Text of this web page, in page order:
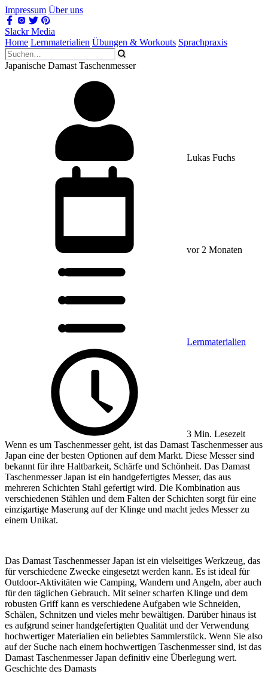
Impressum Über uns
Slackr Media
Home Lernmaterialien Übungen & Workouts Sprachpraxis
Japanische Damast Taschenmesser
Lukas Fuchs
vor 2 Monaten
Lernmaterialien
3 Min. Lesezeit
Wenn es um Taschenmesser geht, ist das Damast Taschenmesser aus
Japan eine der besten Optionen auf dem Markt. Diese Messer sind
bekannt für ihre Haltbarkeit, Schärfe und Schönheit. Das Damast
Taschenmesser Japan ist ein handgefertigtes Messer, das aus
mehreren Schichten Stahl gefertigt wird. Die Kombination aus
verschiedenen Stählen und dem Falten der Schichten sorgt für eine
einzigartige Maserung auf der Klinge und macht jedes Messer zu
einem Unikat.
Das Damast Taschenmesser Japan ist ein vielseitiges Werkzeug, das
für verschiedene Zwecke eingesetzt werden kann. Es ist ideal für
Outdoor-Aktivitäten wie Camping, Wandern und Angeln, aber auch
für den täglichen Gebrauch. Mit seiner scharfen Klinge und dem
robusten Griff kann es verschiedene Aufgaben wie Schneiden,
Schälen, Schnitzen und vieles mehr bewältigen. Darüber hinaus ist
es aufgrund seiner handgefertigten Qualität und der Verwendung
hochwertiger Materialien ein beliebtes Sammlerstück. Wenn Sie also
auf der Suche nach einem hochwertigen Taschenmesser sind, ist das
Damast Taschenmesser Japan definitiv eine Überlegung wert.
Geschichte des Damasts